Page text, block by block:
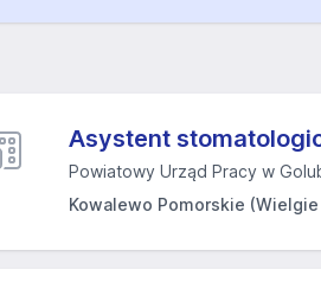
Asystent
Powiatowy Urząd Pracy w
Kowalewo Pomorskie